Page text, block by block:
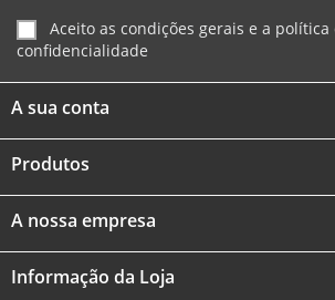
Aceito as condições gerais e a política
confidencialidade
A sua conta
Produtos
A nossa empresa
Informação da Loja